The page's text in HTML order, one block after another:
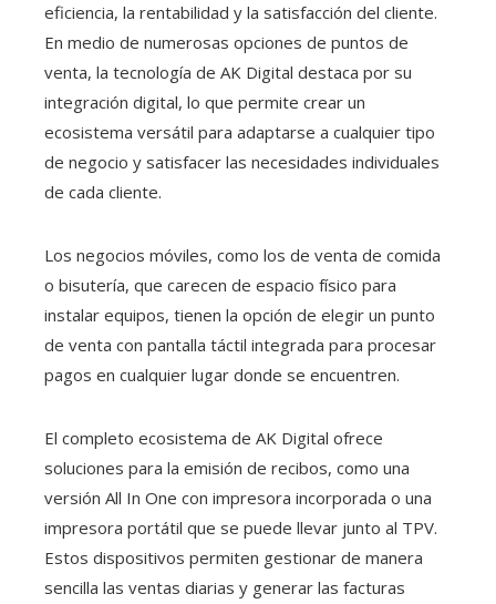
eficiencia, la rentabilidad y la satisfacción del cliente.
En medio de numerosas opciones de puntos de
venta, la tecnología de AK Digital destaca por su
integración digital, lo que permite crear un
ecosistema versátil para adaptarse a cualquier tipo
de negocio y satisfacer las necesidades individuales
de cada cliente.
Los negocios móviles, como los de venta de comida
o bisutería, que carecen de espacio físico para
instalar equipos, tienen la opción de elegir un punto
de venta con pantalla táctil integrada para procesar
pagos en cualquier lugar donde se encuentren.
El completo ecosistema de AK Digital ofrece
soluciones para la emisión de recibos, como una
versión All In One con impresora incorporada o una
impresora portátil que se puede llevar junto al TPV.
Estos dispositivos permiten gestionar de manera
sencilla las ventas diarias y generar las facturas